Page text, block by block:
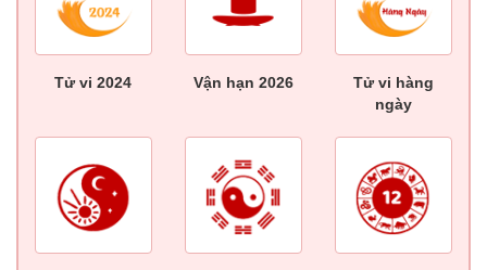
Tử vi 2024 Vận hạn 2026
Tử vi hàng
ngày